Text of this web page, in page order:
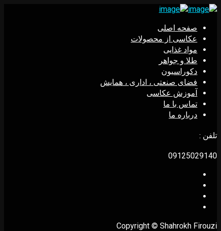
صفحه اصلی
عکاسی از محصولات
مواد غذایی
طلا و جواهر
دکوراسیون
فضای صنعتی ، اداری ، همایش
آموزش عکاسی
تماس با ما
درباره ما
تلفن :
09125029140
Copyright © Shahrokh Firouzi